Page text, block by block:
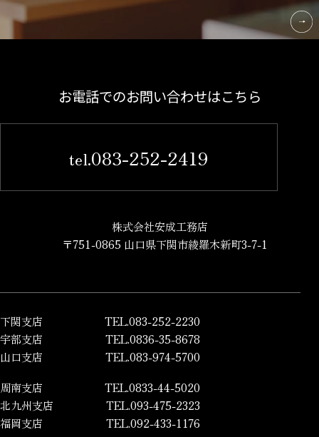
お電話でのお問い合わせはこちら
tel.083-252-2419
株式会社安成工務店
〒751-0865 山口県下関市綾羅木新町3-7-1
下関支店
TEL.083-252-2230
宇部支店
TEL.0836-35-8678
山口支店
TEL.083-974-5700
周南支店
TEL.0833-44-5020
北九州支店
TEL.093-475-2323
福岡支店
TEL.092-433-1176